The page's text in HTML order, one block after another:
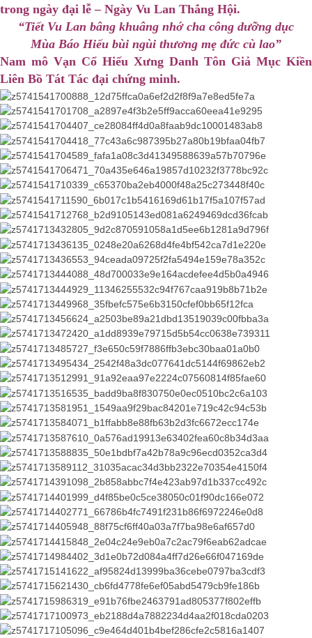
trong ngày đại lễ – Ngày Vu Lan Thắng Hội.
“Tiết Vu Lan bâng khuâng nhớ cha công dưỡng dục
Mùa Báo Hiếu bùi ngùi thương mẹ đức cù lao”
Nam mô Vạn Cổ Hiếu Xưng Danh Tôn Giả Mục Kiền
Liên Bồ Tát Tác đại chứng minh.